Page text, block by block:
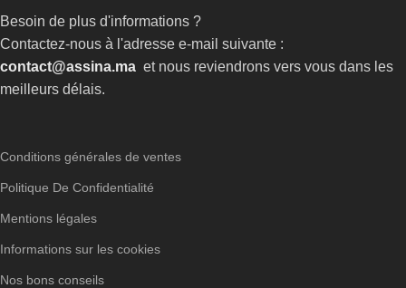
Conditions générales de ventes
Politique De Confidentialité
Mentions légales
Informations sur les cookies
Nos bons conseils
Besoin de plus d'informations ?
Contactez-nous à l'adresse e-mail suivante :
contact@assina.ma et nous reviendrons vers vous dans les
meilleurs délais.